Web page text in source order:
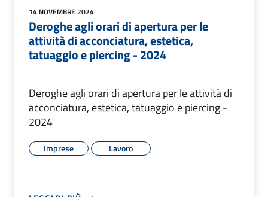
14 NOVEMBRE 2024
Deroghe agli orari di apertura per le
attività di acconciatura, estetica,
tatuaggio e piercing - 2024
Deroghe agli orari di apertura per le attività di
acconciatura, estetica, tatuaggio e piercing -
2024
Imprese Lavoro